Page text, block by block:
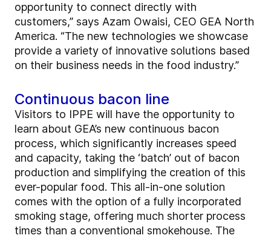
opportunity to connect directly with
customers,” says Azam Owaisi, CEO GEA North
America. “The new technologies we showcase
provide a variety of innovative solutions based
on their business needs in the food industry.”
Continuous bacon line
Visitors to IPPE will have the opportunity to
learn about GEA’s new continuous bacon
process, which significantly increases speed
and capacity, taking the ‘batch’ out of bacon
production and simplifying the creation of this
ever-popular food. This all-in-one solution
comes with the option of a fully incorporated
smoking stage, offering much shorter process
times than a conventional smokehouse. The